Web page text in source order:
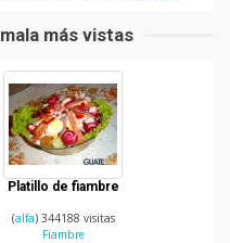
más vistas
Platillo de fiambre
(alfa) 344188 visitas
Fiambre